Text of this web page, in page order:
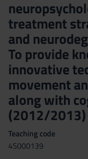
treatment
and
To provide
innovative
movement
along with
(2012/2013)
Teaching code
4S000139